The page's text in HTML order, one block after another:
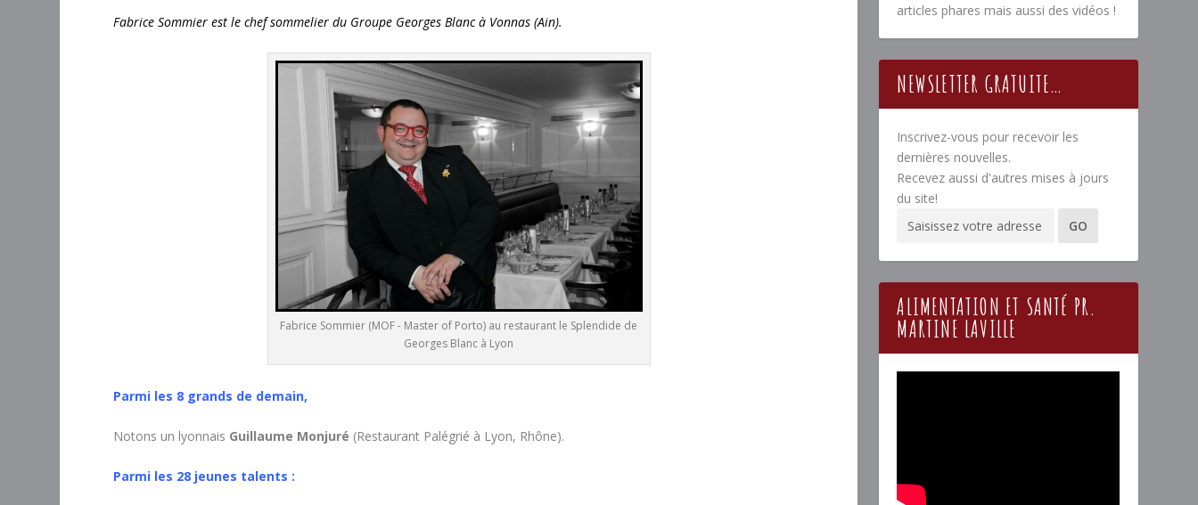
Fabrice Sommier est le chef sommelier du Groupe Georges Blanc à Vonnas (Ain).
Fabrice Sommier (MOF - Master of Porto) au restaurant le Splendide de
Georges Blanc à Lyon
Parmi les 8 grands de demain,
Notons un lyonnais Guillaume Monjuré (Restaurant Palégrié à Lyon, Rhône).
Parmi les 28 jeunes talents :
articles phares mais aussi des vidéos !
NEWSLETTER GRATUITE…
Inscrivez-vous pour recevoir les
dernières nouvelles.
Recevez aussi d'autres mises à jours
du site!
ALIMENTATION ET SANTÉ PR.
MARTINE LAVILLE